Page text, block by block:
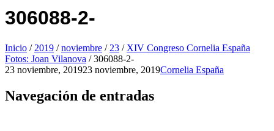
306088-2-
Inicio / 2019 / noviembre / 23 / XIV Congreso Cornelia España
Fotos: Joan Vilanova / 306088-2-
23 noviembre, 201923 noviembre, 2019Cornelia España
Navegación de entradas